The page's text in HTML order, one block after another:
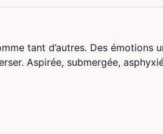
tant d’autres. Des émotions
Aspirée, submergée,